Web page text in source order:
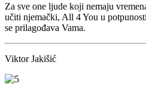
Za sve one ljude koji nemaju
učiti njemački, All 4 You u
se prilagođava Vama.
Viktor Jakišić